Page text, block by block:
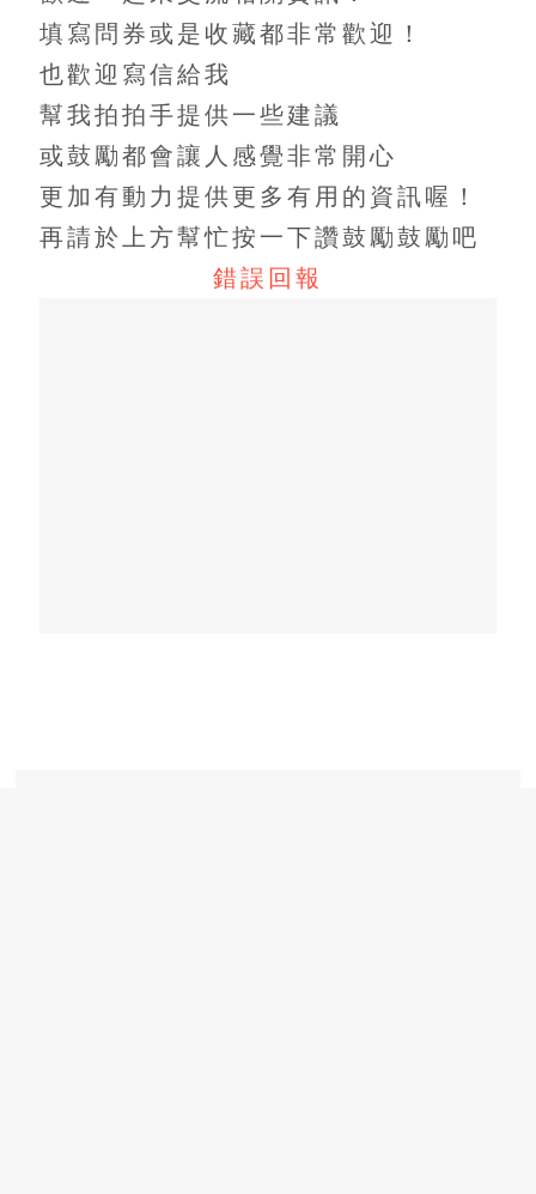
填寫問券或是收藏都非常歡迎！
也歡迎寫信給我
幫我拍拍手提供一些建議
或鼓勵都會讓人感覺非常開心
更加有動力提供更多有用的資訊喔！
再請於上方幫忙按一下讚鼓勵鼓勵吧
錯誤回報